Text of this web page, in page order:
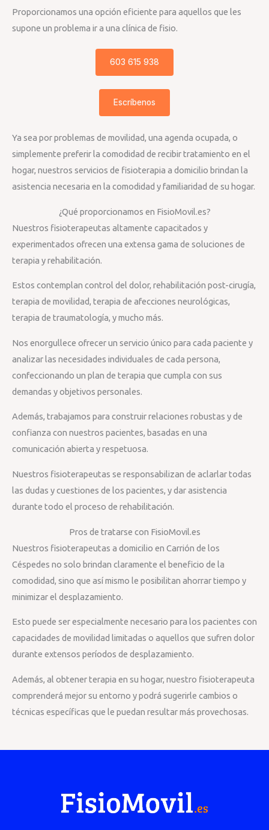
Proporcionamos una opción eficiente para aquellos que les
supone un problema ir a una clínica de fisio.
603 615 938
Escríbenos
Ya sea por problemas de movilidad, una agenda ocupada, o
simplemente preferir la comodidad de recibir tratamiento en el
hogar, nuestros servicios de fisioterapia a domicilio brindan la
asistencia necesaria en la comodidad y familiaridad de su hogar.
¿Qué proporcionamos en FisioMovil.es?
Nuestros fisioterapeutas altamente capacitados y
experimentados ofrecen una extensa gama de soluciones de
terapia y rehabilitación.
Estos contemplan control del dolor, rehabilitación post-cirugía,
terapia de movilidad, terapia de afecciones neurológicas,
terapia de traumatología, y mucho más.
Nos enorgullece ofrecer un servicio único para cada paciente y
analizar las necesidades individuales de cada persona,
confeccionando un plan de terapia que cumpla con sus
demandas y objetivos personales.
Además, trabajamos para construir relaciones robustas y de
confianza con nuestros pacientes, basadas en una
comunicación abierta y respetuosa.
Nuestros fisioterapeutas se responsabilizan de aclarlar todas
las dudas y cuestiones de los pacientes, y dar asistencia
durante todo el proceso de rehabilitación.
Pros de tratarse con FisioMovil.es
Nuestros fisioterapeutas a domicilio en Carrión de los
Céspedes no solo brindan claramente el beneficio de la
comodidad, sino que así mismo le posibilitan ahorrar tiempo y
minimizar el desplazamiento.
Esto puede ser especialmente necesario para los pacientes con
capacidades de movilidad limitadas o aquellos que sufren dolor
durante extensos períodos de desplazamiento.
Además, al obtener terapia en su hogar, nuestro fisioterapeuta
comprenderá mejor su entorno y podrá sugerirle cambios o
técnicas específicas que le puedan resultar más provechosas.